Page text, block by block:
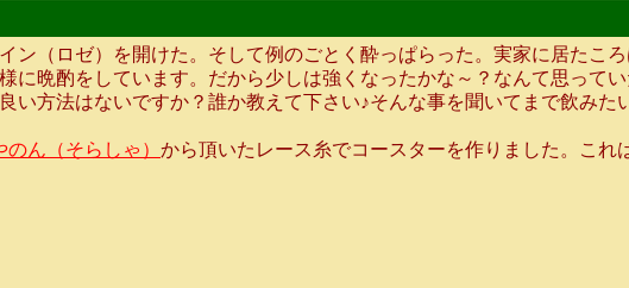
（ロゼ）を開けた。そして例のごとく酔っぱらった。実家に居たこ
に晩酌をしています。だから少しは強くなったかな～？なんて思って
い方法はないですか？誰か教えて下さい♪そんな事を聞いてまで飲みた
のん（そらしゃ） から頂いたレース糸でコースターを作りました。これ